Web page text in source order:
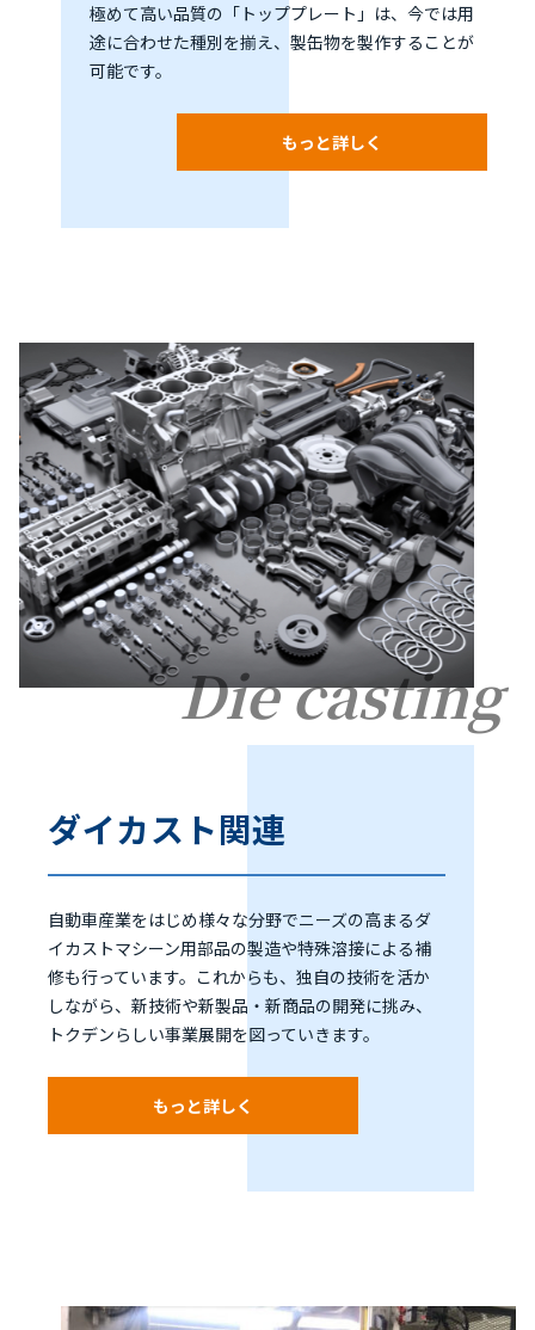
極めて高い品質の「トッププレート」は、今では用
途に合わせた種別を揃え、製缶物を製作することが
可能です。
もっと詳しく
Die casting
ダイカスト関連
自動車産業をはじめ様々な分野でニーズの高まるダ
イカストマシーン用部品の製造や特殊溶接による補
修も行っています。これからも、独自の技術を活か
しながら、新技術や新製品・新商品の開発に挑み、
トクデンらしい事業展開を図っていきます。
もっと詳しく